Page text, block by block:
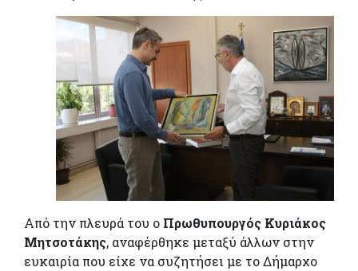
Από την πλευρά του ο Πρωθυπουργός Κυριάκος
Μητσοτάκης, αναφέρθηκε μεταξύ άλλων στην
ευκαιρία που είχε να συζητήσει με το Δήμαρχο